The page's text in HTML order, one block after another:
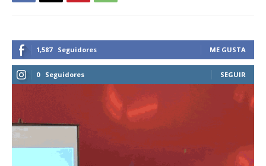
1,587 Seguidores ME GUSTA
0 Seguidores SEGUIR